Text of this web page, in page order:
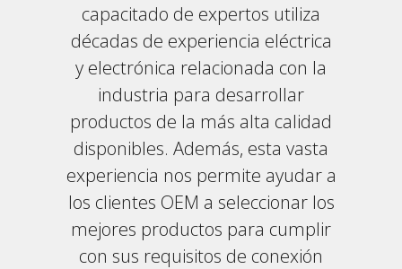
capacitado de expertos utiliza
décadas de experiencia eléctrica
y electrónica relacionada con la
industria para desarrollar
productos de la más alta calidad
disponibles. Además, esta vasta
experiencia nos permite ayudar a
los clientes OEM a seleccionar los
mejores productos para cumplir
con sus requisitos de conexión